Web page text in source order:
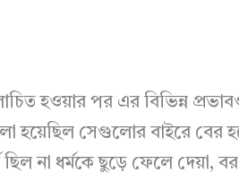
হওয়ার পর এর বিভিন্ন
হয়েছিল সেগুলোর বাইরে বের
না ধর্মকে ছুড়ে ফেলে দেয়া,